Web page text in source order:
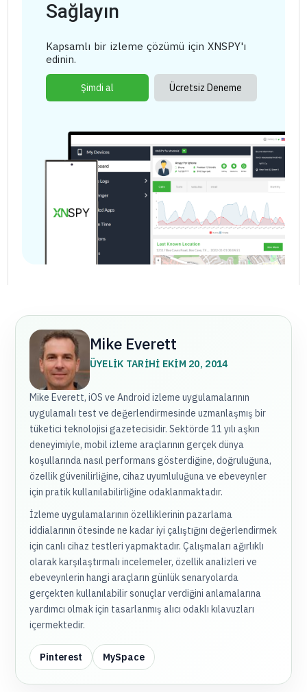
Sağlayın
Kapsamlı bir izleme çözümü için XNSPY'ı
edinin.
Şimdi al Ücretsiz Deneme
Mike Everett
ÜYELIK TARIHI EKIM 20, 2014
Mike Everett, iOS ve Android izleme uygulamalarının
uygulamalı test ve değerlendirmesinde uzmanlaşmış bir
tüketici teknolojisi gazetecisidir. Sektörde 11 yılı aşkın
deneyimiyle, mobil izleme araçlarının gerçek dünya
koşullarında nasıl performans gösterdiğine, doğruluğuna,
özellik güvenilirliğine, cihaz uyumluluğuna ve ebeveynler
için pratik kullanılabilirliğine odaklanmaktadır.
İzleme uygulamalarının özelliklerinin pazarlama
iddialarının ötesinde ne kadar iyi çalıştığını değerlendirmek
için canlı cihaz testleri yapmaktadır. Çalışmaları ağırlıklı
olarak karşılaştırmalı incelemeler, özellik analizleri ve
ebeveynlerin hangi araçların günlük senaryolarda
gerçekten kullanılabilir sonuçlar verdiğini anlamalarına
yardımcı olmak için tasarlanmış alıcı odaklı kılavuzları
içermektedir.
Pinterest MySpace